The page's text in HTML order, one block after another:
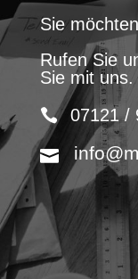
Sie
Rufen Sie
Sie mit uns.
07121 /